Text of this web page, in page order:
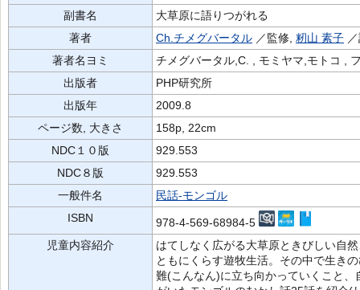
副書名
大草原に語りつがれる
著者
Ch.チメグバータル ／監修, 籾山 素子
著者名ヨミ
チメグバータル,C. , モミヤマ,モトコ ,
出版者
PHP研究所
出版年
2009.8
ページ数, 大きさ
158p, 22cm
NDC１０版
929.553
NDC８版
929.553
一般件名
民話-モンゴル
ISBN
978-4-569-68984-5
児童内容紹介
はてしなく広がる大草原ときびしい自
ともにくらす遊牧生活。その中で生き
難(こんなん)に立ち向かっていくこと